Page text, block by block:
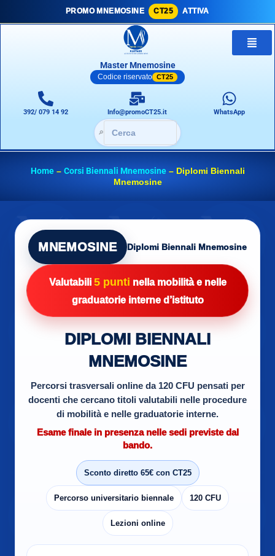
PROMO MNEMOSINE CT25 ATTIVA
Master Mnemosine
Codice riservato CT25
392/ 079 14 92 Info@promoCT25.it WhatsApp
🔎
Home– Corsi Biennali Mnemosine– Diplomi Biennali
Mnemosine
MNEMOSINE Diplomi Biennali Mnemosine
Valutabili 5 punti nella mobilità e nelle
graduatorie interne d’istituto
DIPLOMI BIENNALI
MNEMOSINE
Percorsi trasversali online da 120 CFU pensati per
docenti che cercano titoli valutabili nelle procedure
di mobilità e nelle graduatorie interne.
Esame finale in presenza nelle sedi previste dal
bando.
Sconto diretto 65€ con CT25
Percorso universitario biennale 120 CFU
Lezioni online